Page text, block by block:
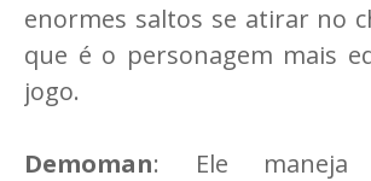
enormes saltos se atirar no
que é o personagem mais
jogo.
Demoman: Ele maneja